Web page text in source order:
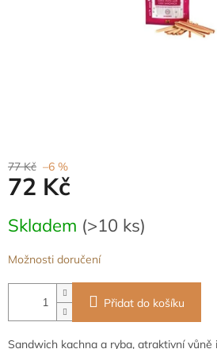
77 Kč –6 %
72 Kč
cena:
Skladem (>10 ks)
Možnosti doručení
Přidat do košíku
Sandwich kachna a ryba, atraktivní vůně